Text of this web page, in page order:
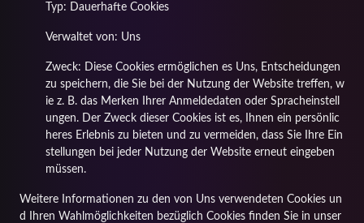
Typ: Dauerhafte Cookies
Verwaltet von: Uns
Zweck: Diese Cookies ermöglichen es Uns, Entscheidungen
zu speichern, die Sie bei der Nutzung der Website treffen, w
ie z. B. das Merken Ihrer Anmeldedaten oder Spracheinstell
ungen. Der Zweck dieser Cookies ist es, Ihnen ein persönlic
heres Erlebnis zu bieten und zu vermeiden, dass Sie Ihre Ein
stellungen bei jeder Nutzung der Website erneut eingeben
müssen.
Weitere Informationen zu den von Uns verwendeten Cookies un
d Ihren Wahlmöglichkeiten bezüglich Cookies finden Sie in unser